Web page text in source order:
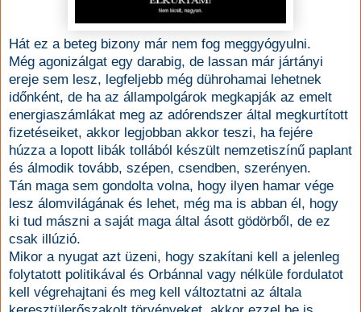
Hát ez a beteg bizony már nem fog meggyógyulni.
Még agonizálgat egy darabig, de lassan már jártányi
ereje sem lesz, legfeljebb még dührohamai lehetnek
időnként, de ha az állampolgárok megkapják az emelt
energiaszámlákat meg az adórendszer által megkurtított
fizetéseiket, akkor legjobban akkor teszi, ha fejére
húzza a lopott libák tollából készült nemzetiszínű paplant
és álmodik tovább, szépen, csendben, szerényen.
Tán maga sem gondolta volna, hogy ilyen hamar vége
lesz álomvilágának és lehet, még ma is abban él, hogy
ki tud mászni a saját maga által ásott gödörből, de ez
csak illúzió.
Mikor a nyugat azt üzeni, hogy szakítani kell a jelenleg
folytatott politikával és Orbánnal vagy nélküle fordulatot
kell végrehajtani és meg kell változtatni az általa